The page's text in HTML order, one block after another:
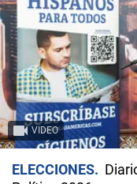
VIDEO
ELECCIONES